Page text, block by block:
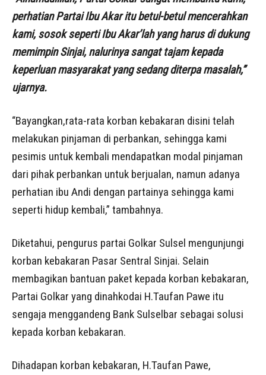
perhatian Partai Ibu Akar itu betul-betul mencerahkan
kami, sosok seperti Ibu Akar’lah yang harus di dukung
memimpin Sinjai, nalurinya sangat tajam kepada
keperluan masyarakat yang sedang diterpa masalah,”
ujarnya.
“Bayangkan,rata-rata korban kebakaran disini telah
melakukan pinjaman di perbankan, sehingga kami
pesimis untuk kembali mendapatkan modal pinjaman
dari pihak perbankan untuk berjualan, namun adanya
perhatian ibu Andi dengan partainya sehingga kami
seperti hidup kembali,” tambahnya.
Diketahui, pengurus partai Golkar Sulsel mengunjungi
korban kebakaran Pasar Sentral Sinjai. Selain
membagikan bantuan paket kepada korban kebakaran,
Partai Golkar yang dinahkodai H.Taufan Pawe itu
sengaja menggandeng Bank Sulselbar sebagai solusi
kepada korban kebakaran.
Dihadapan korban kebakaran, H.Taufan Pawe,